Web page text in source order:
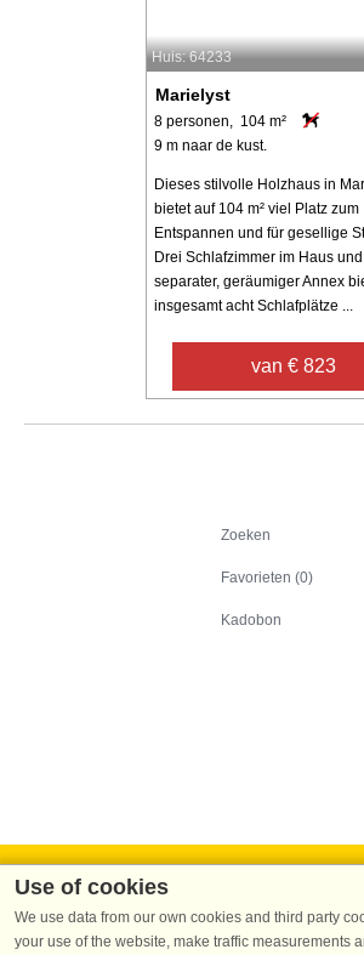
Huis: 64233
Marielyst
8 personen, 104 m²
9 m naar de kust.
Dieses stilvolle Holzhaus in
bietet auf 104 m² viel Platz zum
Entspannen und für gesellige
Drei Schlafzimmer im Haus
separater, geräumiger Annex
insgesamt acht Schlafplätze ...
van € 823
Zoeken
Favorieten (0)
Kadobon
Use of cookies
We use data from our own cookies and third party
your use of the website, make traffic measurements